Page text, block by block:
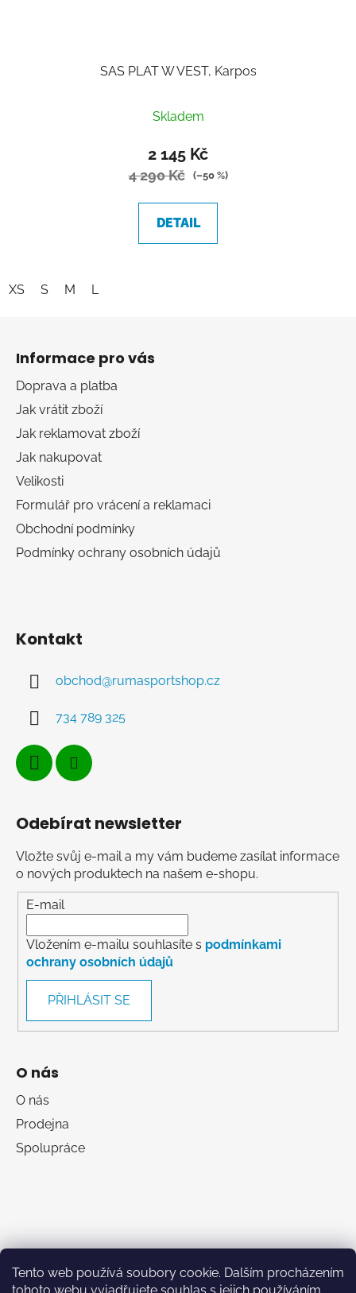
Tento web používá soubory cookie. Dalším procházením
SAS PLAT W VEST, Karpos
Skladem
2 145 Kč
4 290 Kč (–50 %)
DETAIL
XS S M L
Informace pro vás
Doprava a platba
Jak vrátit zboží
Jak reklamovat zboží
Jak nakupovat
Velikosti
Formulář pro vrácení a reklamaci
Obchodní podmínky
Podmínky ochrany osobních údajů
Kontakt
obchod@rumasportshop.cz
734 789 325
Odebírat newsletter
Vložte svůj e-mail a my vám budeme zasílat informace
o nových produktech na našem e-shopu.
E-mail
Vložením e-mailu souhlasíte s podmínkami
ochrany osobních údajů
PŘIHLÁSIT SE
O nás
O nás
Prodejna
Spolupráce